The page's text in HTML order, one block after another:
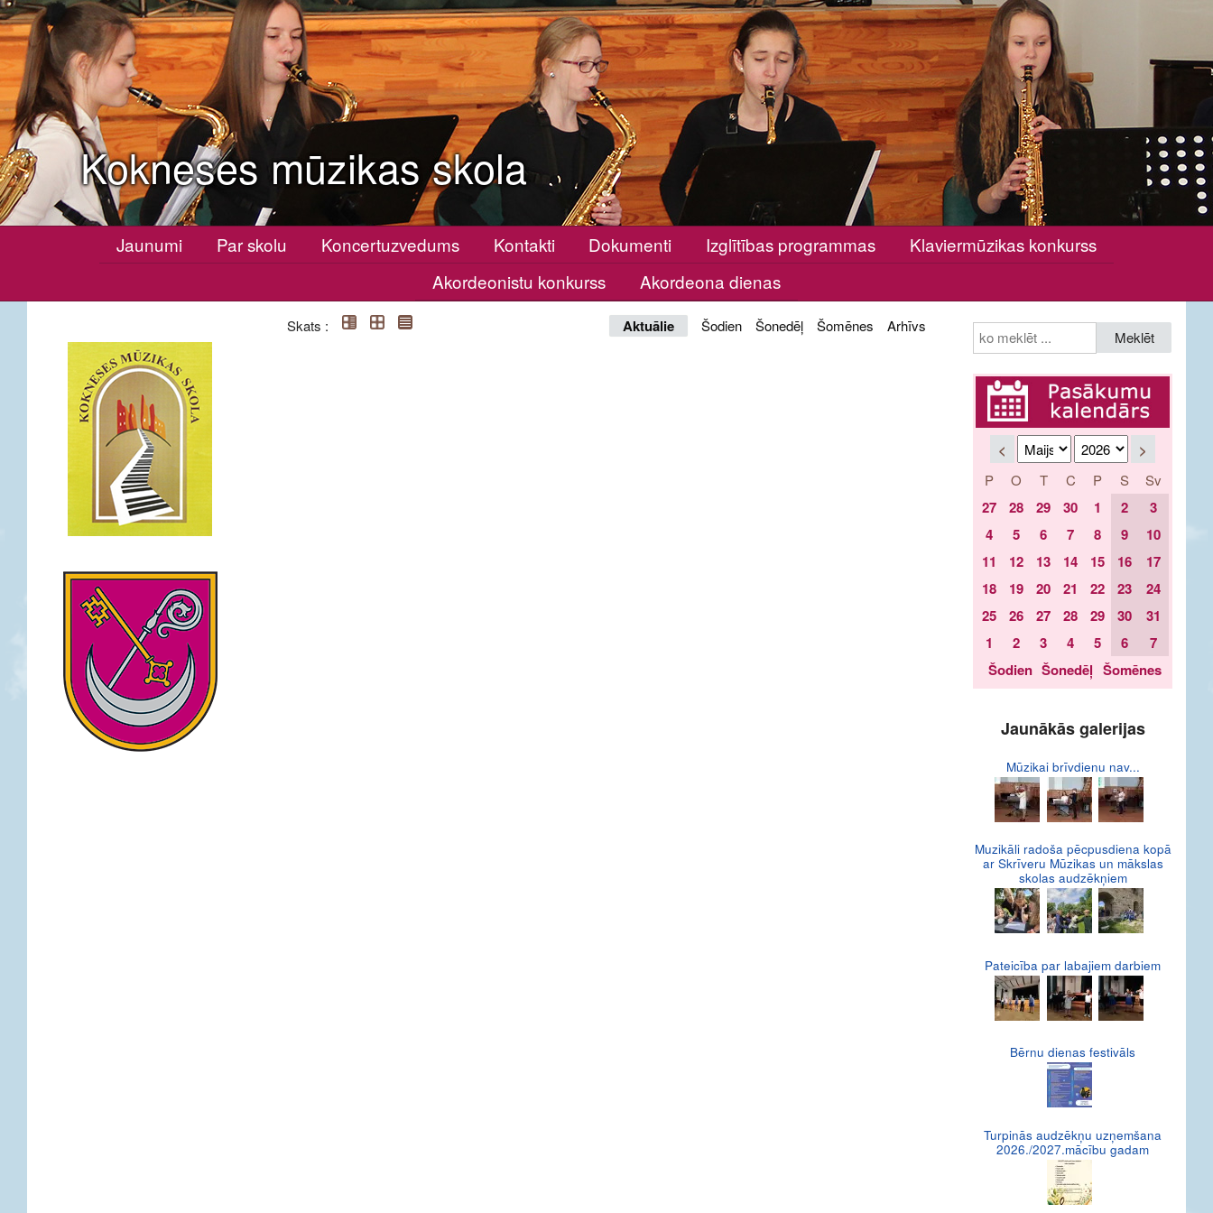
Kokneses mūzikas skola
Jaunumi Par skolu Koncertuzvedums Kontakti Dokumenti Izglītības programmas
Klaviermūzikas konkurss
Akordeonistu konkurss
Akordeona dienas
Skats : Aktuālie Šodien Šonedēļ Šomēnes Arhīvs
Meklēt
< >
P O T C P S Sv
27 28 29 30 1 2
3
4
5 6 7 8 9
10
11
12 13 14 15 16
17
18
19 20 21 22 23
24
25
26 27 28 29 30
31
1
2 3 4 5 6
7
Šodien Šonedēļ Šomēnes
Jaunākās galerijas
Mūzikai brīvdienu nav...
Muzikāli radoša pēcpusdiena kopā
ar Skrīveru Mūzikas un mākslas
skolas audzēkņiem
Pateicība par labajiem darbiem
Bērnu dienas festivāls
Turpinās audzēkņu uzņemšana
2026./2027.mācību gadam